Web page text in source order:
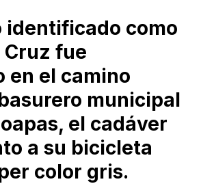
identificado como
fue
en el camino
municipal
el cadáver
a su bicicleta
color gris.